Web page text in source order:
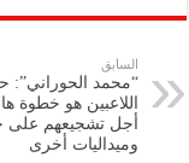
p
y
Li
n
eb
k
السابق
“محمد الحوراني”:
اللاعبين هو خطوة
أجل تشجيعهم على
وميداليات أخرى